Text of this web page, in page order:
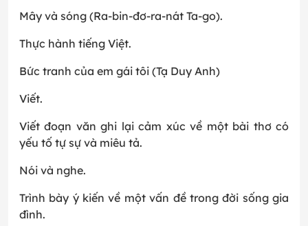
Mây và sóng (Ra-bin-đơ-ra-nát Ta-go).
Thực hành tiếng Việt.
Bức tranh của em gái tôi (Tạ Duy Anh)
Viết.
Viết đoạn văn ghi lại cảm xúc về một bài thơ có
yếu tố tự sự và miêu tả.
Nói và nghe.
Trình bày ý kiến về một vấn đề trong đời sống gia
đình.